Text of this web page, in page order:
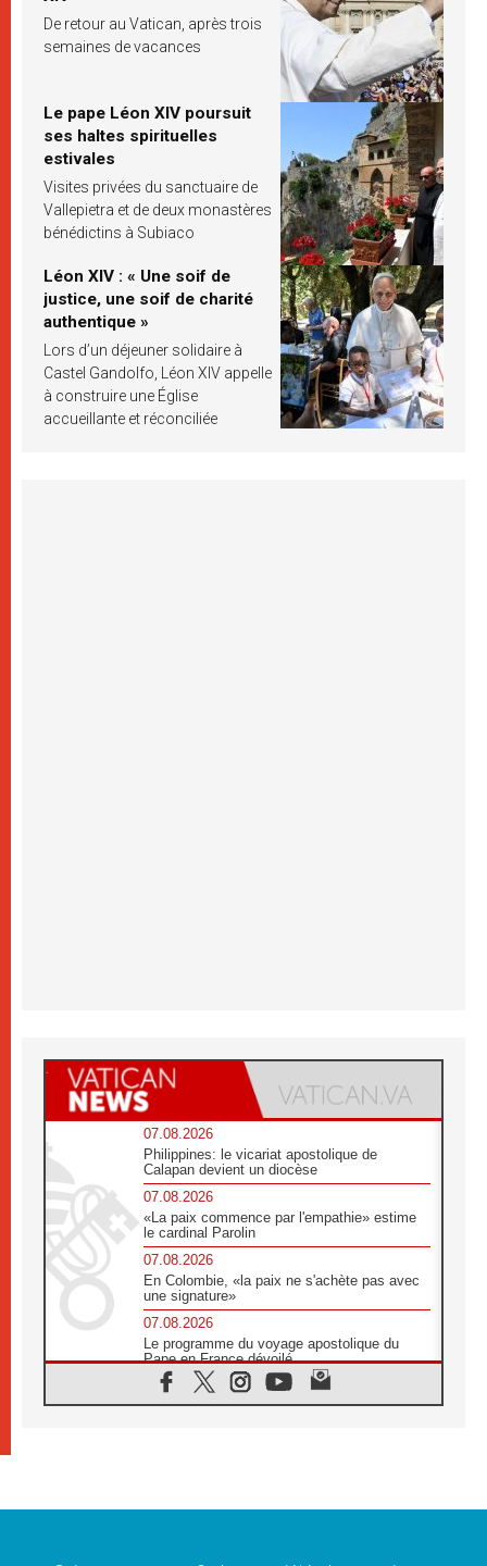
De retour au Vatican, après trois
semaines de vacances
Le pape Léon XIV poursuit
ses haltes spirituelles
estivales
Visites privées du sanctuaire de
Vallepietra et de deux monastères
bénédictins à Subiaco
Léon XIV : « Une soif de
justice, une soif de charité
authentique »
Lors d’un déjeuner solidaire à
Castel Gandolfo, Léon XIV appelle
à construire une Église
accueillante et réconciliée
07.08.2026
Philippines: le vicariat apostolique de
Calapan devient un diocèse
07.08.2026
«La paix commence par l'empathie» estime
le cardinal Parolin
07.08.2026
En Colombie, «la paix ne s'achète pas avec
une signature»
07.08.2026
Le programme du voyage apostolique du
Pape en France dévoilé
07.08.2026
1ère Conférence continentale sur l'éducation
07.08.2026